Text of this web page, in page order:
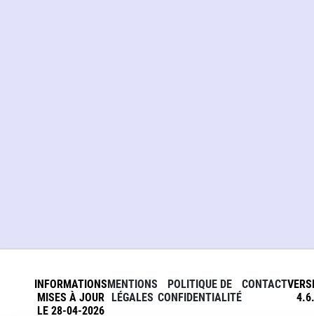
INFORMATIONS
MISES À JOUR
LE 28-04-2026
MENTIONS
LÉGALES
POLITIQUE DE
CONFIDENTIALITÉ
CONTACT